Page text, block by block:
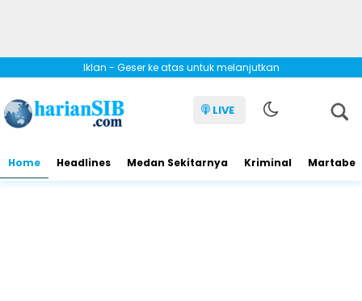
Iklan - Geser ke atas untuk melanjutkan
LIVE
Home Headlines Medan Sekitarnya Kriminal Martabe